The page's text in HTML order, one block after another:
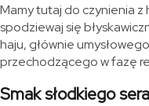
Mamy tutaj do czynienia
spodziewaj się
haju, głównie
przechodzącego w fazę
Smak słodkiego sera